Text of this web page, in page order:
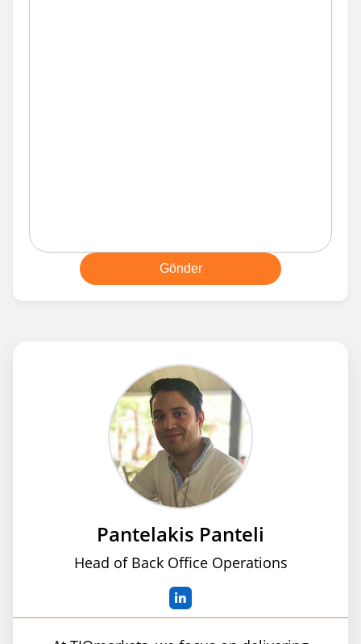
Gönder
Pantelakis Panteli
Head of Back Office Operations
in